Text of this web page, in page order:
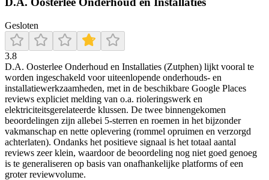
Gesloten
3.8
D.A. Oosterlee Onderhoud en Installaties (Zutphen) lijkt vooral te
worden ingeschakeld voor uiteenlopende onderhouds- en
installatiewerkzaamheden, met in de beschikbare Google Places
reviews expliciet melding van o.a. rioleringswerk en
elektriciteitsgerelateerde klussen. De twee binnengekomen
beoordelingen zijn allebei 5-sterren en roemen in het bijzonder
vakmanschap en nette oplevering (rommel opruimen en verzorgd
achterlaten). Ondanks het positieve signaal is het totaal aantal
reviews zeer klein, waardoor de beoordeling nog niet goed genoeg
is te generaliseren op basis van onafhankelijke platforms of een
groter reviewvolume.